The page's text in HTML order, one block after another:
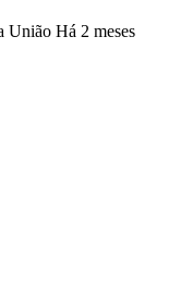
União Há 2 meses